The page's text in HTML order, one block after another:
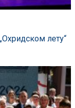
лету“